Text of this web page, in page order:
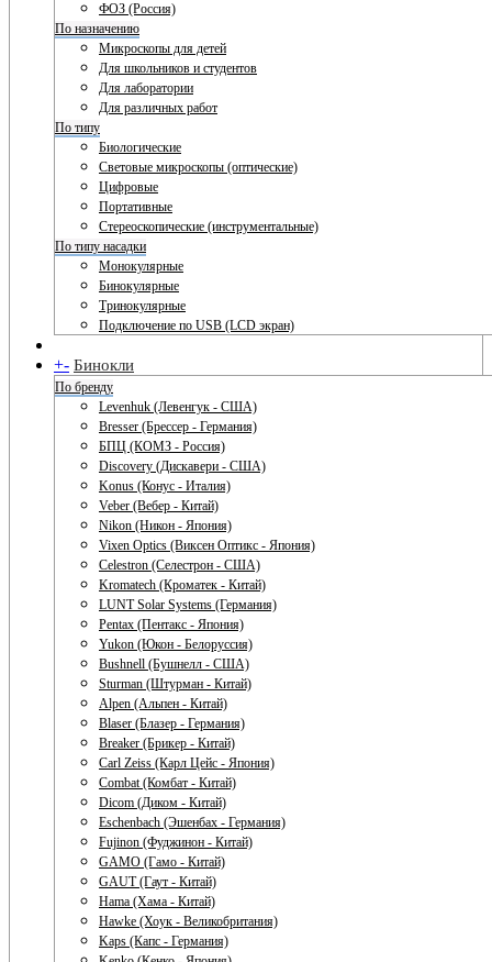
ФОЗ (Россия)
По назначению
Микроскопы для детей
Для школьников и студентов
Для лаборатории
Для различных работ
По типу
Биологические
Световые микроскопы (оптические)
Цифровые
Портативные
Стереоскопические (инструментальные)
По типу насадки
Монокулярные
Бинокулярные
Тринокулярные
Подключение по USB (LCD экран)
+- Бинокли
По бренду
Levenhuk (Левенгук - США)
Bresser (Брессер - Германия)
БПЦ (КОМЗ - Россия)
Discovery (Дискавери - США)
Konus (Конус - Италия)
Veber (Вебер - Китай)
Nikon (Никон - Япония)
Vixen Optics (Виксен Оптикс - Япония)
Celestron (Селестрон - США)
Kromatech (Кроматек - Китай)
LUNT Solar Systems (Германия)
Pentax (Пентакс - Япония)
Yukon (Юкон - Белоруссия)
Bushnell (Бушнелл - США)
Sturman (Штурман - Китай)
Alpen (Альпен - Китай)
Blaser (Блазер - Германия)
Breaker (Брикер - Китай)
Carl Zeiss (Карл Цейс - Япония)
Combat (Комбат - Китай)
Dicom (Диком - Китай)
Eschenbach (Эшенбах - Германия)
Fujinon (Фуджинон - Китай)
GAMO (Гамо - Китай)
GAUT (Гаут - Китай)
Hama (Хама - Китай)
Hawke (Хоук - Великобритания)
Kaps (Капс - Германия)